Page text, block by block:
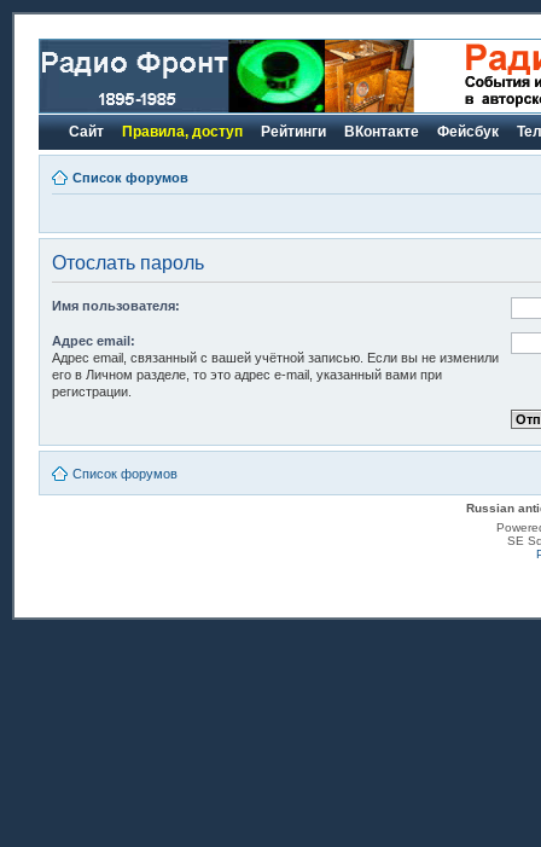
Сайт Правила, доступ Рейтинги ВКонтакте Фейсбук
Список форумов
Отослать пароль
Имя пользователя:
Адрес email:
Адрес email, связанный с вашей учётной записью. Если вы не изменили
его в Личном разделе, то это адрес e-mail, указанный вами при
регистрации.
Список форумов
Russian
SE